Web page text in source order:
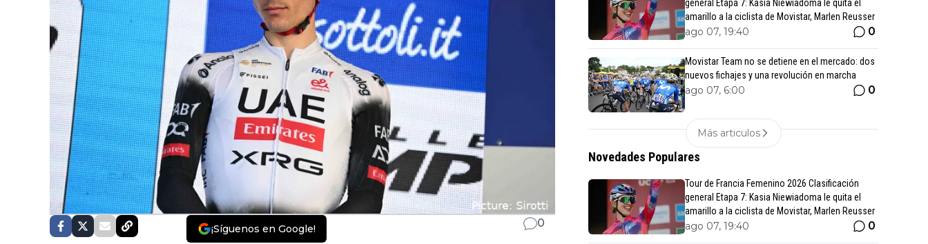
¡Síguenos en Google! 0
general Etapa 7: Kasia Niewiadoma le quita el
amarillo a la ciclista de Movistar, Marlen Reusser
ago 07, 19:40 0
Movistar Team no se detiene en el mercado: dos
nuevos fichajes y una revolución en marcha
ago 07, 6:00 0
Más articulos
Novedades Populares
Tour de Francia Femenino 2026 Clasificación
general Etapa 7: Kasia Niewiadoma le quita el
amarillo a la ciclista de Movistar, Marlen Reusser
ago 07, 19:40 0